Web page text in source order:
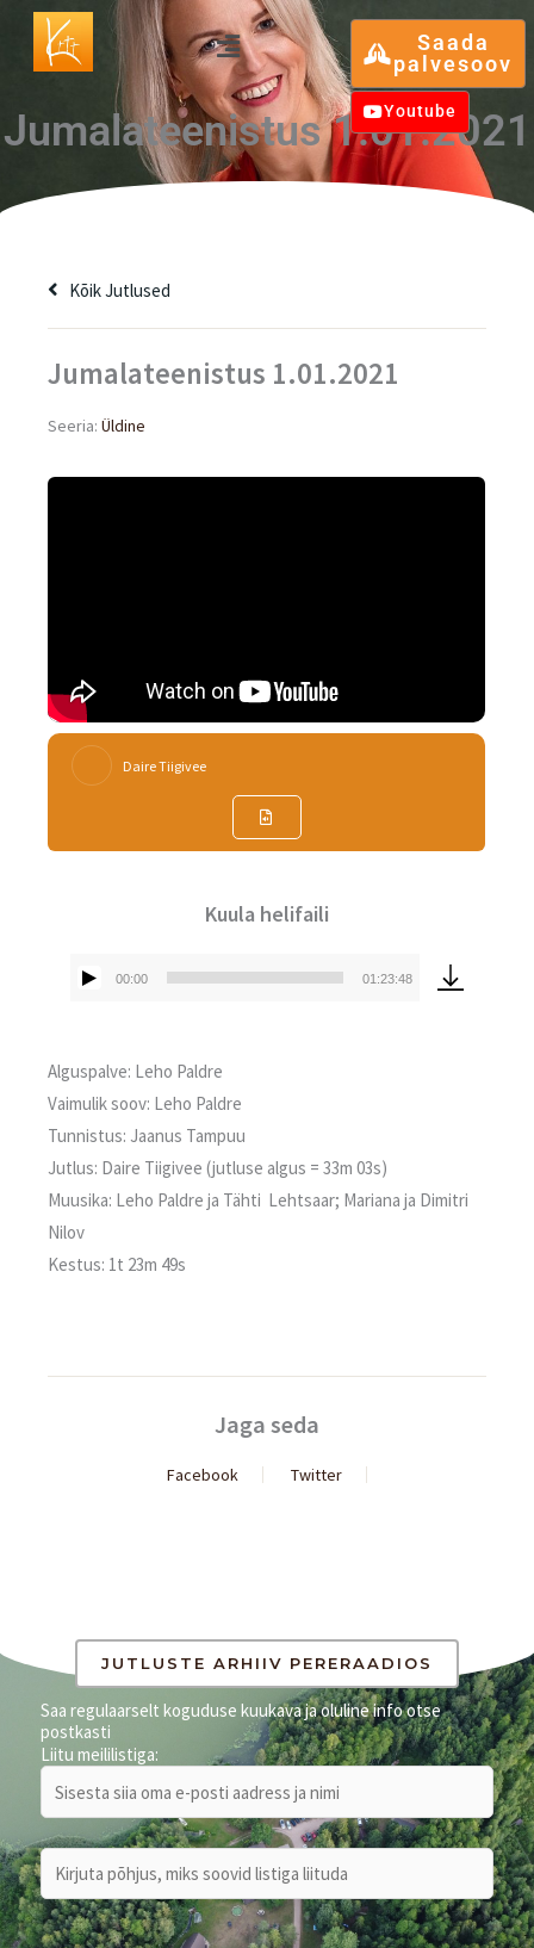
content
Menu
Youtube
Saada
palvesoov
Jumalateenistus 1.01.2021
Kõik Jutlused
Jumalateenistus 1.01.2021
Seeria:Üldine
Daire Tiigivee
Kuula helifaili
00:00 01:23:48
Alguspalve: Leho Paldre
Vaimulik soov: Leho Paldre
Tunnistus: Jaanus Tampuu
Jutlus: Daire Tiigivee (jutluse algus = 33m 03s)
Muusika: Leho Paldre ja Tähti Lehtsaar; Mariana ja Dimitri
Nilov
Kestus: 1t 23m 49s
Jaga seda
Facebook Twitter
JUTLUSTE ARHIIV PERERAADIOS
Saa regulaarselt koguduse kuukava ja oluline info otse
postkasti
Liitu meililistiga: